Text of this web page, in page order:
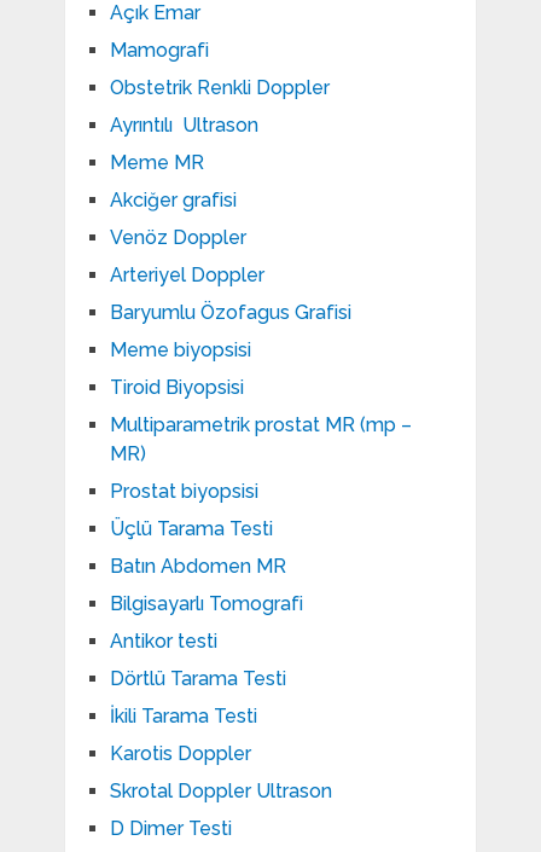
Açık Emar
Mamografi
Obstetrik Renkli Doppler
Ayrıntılı Ultrason
Meme MR
Akciğer grafisi
Venöz Doppler
Arteriyel Doppler
Baryumlu Özofagus Grafisi
Meme biyopsisi
Tiroid Biyopsisi
Multiparametrik prostat MR (mp –
MR)
Prostat biyopsisi
Üçlü Tarama Testi
Batın Abdomen MR
Bilgisayarlı Tomografi
Antikor testi
Dörtlü Tarama Testi
İkili Tarama Testi
Karotis Doppler
Skrotal Doppler Ultrason​
D Dimer Testi